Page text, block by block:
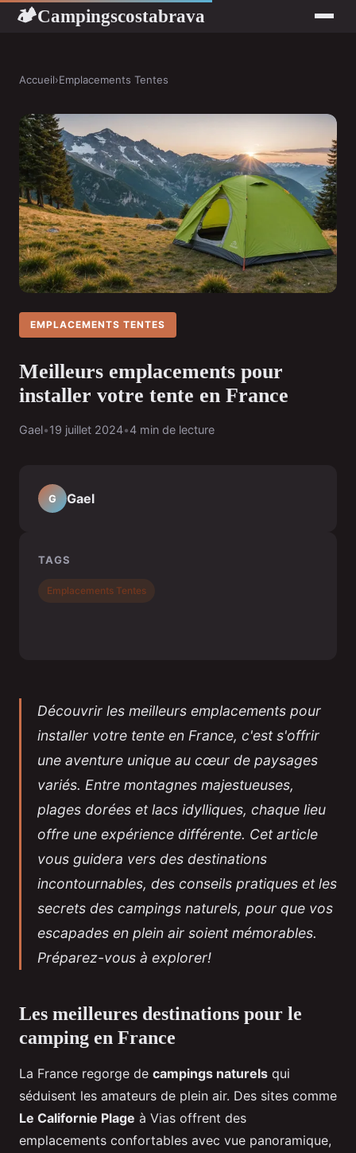
🏕Campingscostabrava
Accueil›Emplacements Tentes
EMPLACEMENTS TENTES
Meilleurs emplacements pour
installer votre tente en France
Gael•19 juillet 2024•4 min de lecture
Découvrir les meilleurs emplacements pour
installer votre tente en France, c'est s'offrir
une aventure unique au cœur de paysages
variés. Entre montagnes majestueuses,
plages dorées et lacs idylliques, chaque lieu
offre une expérience différente. Cet article
vous guidera vers des destinations
incontournables, des conseils pratiques et les
secrets des campings naturels, pour que vos
escapades en plein air soient mémorables.
Préparez-vous à explorer!
Les meilleures destinations pour le
camping en France
La France regorge de campings naturels qui
séduisent les amateurs de plein air. Des sites comme
Le Californie Plage à Vias offrent des
emplacements confortables avec vue panoramique,
G Gael
TAGS
Emplacements Tentes